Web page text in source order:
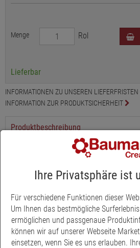
Menge Rol
Lieferbar
INFORMATIONEN ZU UNSEREN LIEFERFRISTEN
INFORMATION ZUR PRODUKTSICHERHEIT
Produktbeschreibung
Dieses Dekorband Luxury ist in den
erhältlich und verleiht Ihren
schimmernden und edlen Glanz.
floristische Werke, wie Kränze und
Schleifen oder für Geschenke - dieses
Dekos das gewisse Etwas. Auch für
restliche Jahr über ideal geeignet. Das
Drahtkante, die die Schleifen schön in
verschiedenen Breiten erhältlich.
Ihre Privatsphäre ist
Für verschiedene Funktionen dieser
Um Ihnen das bestmögliche
ermöglichen und passgenaue
können wir auf unserer Webseite
einsetzen, wenn Sie es uns erlauben.